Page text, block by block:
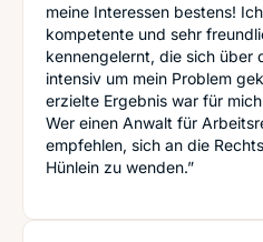
meine Interessen bestens!
kompetente und sehr
kennengelernt, die sich über
intensiv um mein Problem
erzielte Ergebnis war für
Wer einen Anwalt für
empfehlen, sich an die
Hünlein zu wenden.”